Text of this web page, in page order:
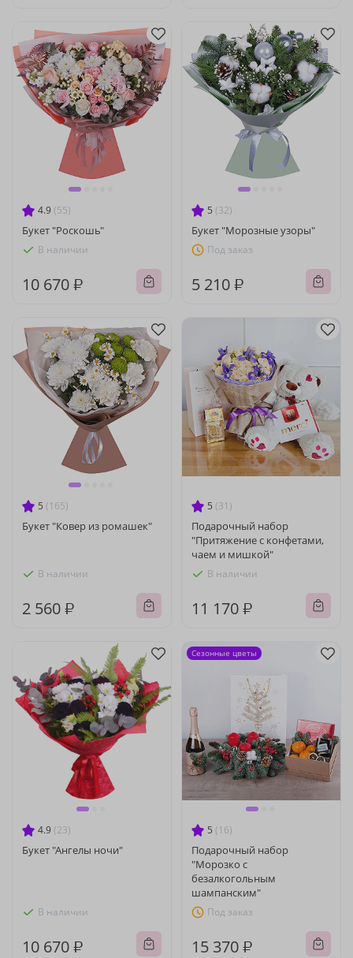
4.9 (55)
Букет "Роскошь"
В наличии
10 670 ₽
5 (32)
Букет "Морозные узоры"
Под заказ
5 210 ₽
5 (165)
Букет "Ковер из ромашек"
В наличии
2 560 ₽
5 (31)
Подарочный набор
"Притяжение с конфетами,
чаем и мишкой"
В наличии
11 170 ₽
4.9 (23)
Букет "Ангелы ночи"
В наличии
10 670 ₽
5 (16)
Подарочный набор
"Морозко с
безалкогольным
шампанским"
Под заказ
15 370 ₽
Сезонные цветы